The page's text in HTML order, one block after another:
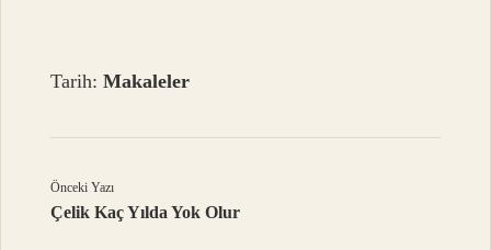
Tarih:Makaleler
Önceki Yazı
Çelik Kaç Yılda Yok Olur